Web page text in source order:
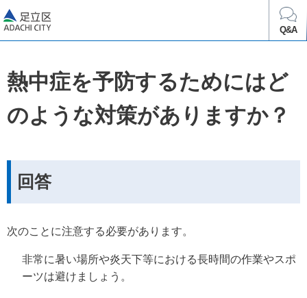
Q&A
熱中症を予防するためにはど
のような対策がありますか？
回答
次のことに注意する必要があります。
非常に暑い場所や炎天下等における長時間の作業やスポ
ーツは避けましょう。